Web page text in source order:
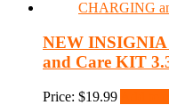
NEW
and Care KIT
Price: $19.99